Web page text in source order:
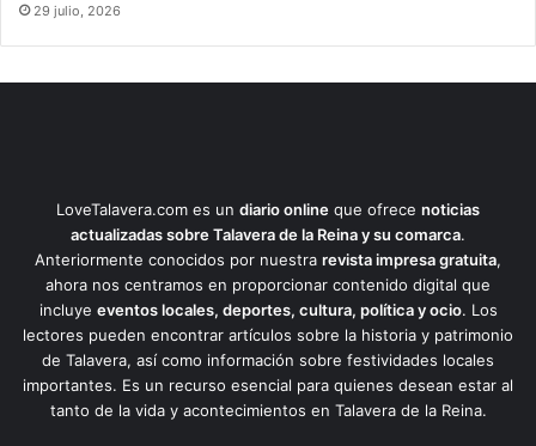
29 julio, 2026
LoveTalavera.com es un diario online que ofrece noticias
actualizadas sobre Talavera de la Reina y su comarca.
Anteriormente conocidos por nuestra revista impresa gratuita,
ahora nos centramos en proporcionar contenido digital que
incluye eventos locales, deportes, cultura, política y ocio. Los
lectores pueden encontrar artículos sobre la historia y patrimonio
de Talavera, así como información sobre festividades locales
importantes. Es un recurso esencial para quienes desean estar al
tanto de la vida y acontecimientos en Talavera de la Reina.